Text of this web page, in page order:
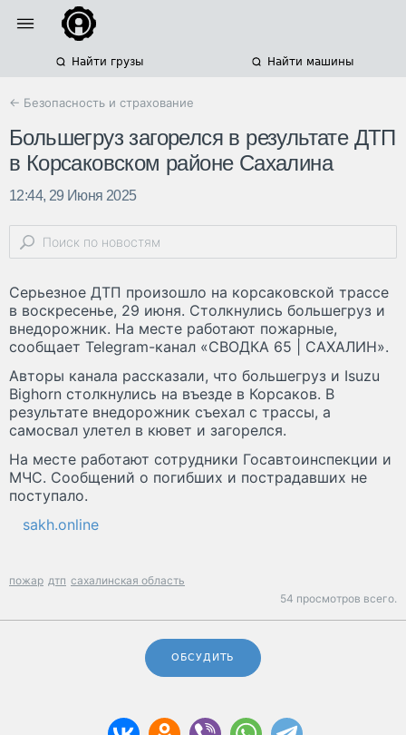
Найти грузы Найти машины
← Безопасность и страхование
Большегруз загорелся в результате ДТП
в Корсаковском районе Сахалина
12:44, 29 Июня 2025
Серьезное ДТП произошло на корсаковской трассе
в воскресенье, 29 июня. Столкнулись большегруз и
внедорожник. На месте работают пожарные,
сообщает Telegram-канал «СВОДКА 65 | САХАЛИН».
Авторы канала рассказали, что большегруз и Isuzu
Bighorn столкнулись на въезде в Корсаков. В
результате внедорожник съехал с трассы, а
самосвал улетел в кювет и загорелся.
На месте работают сотрудники Госавтоинспекции и
МЧС. Сообщений о погибших и пострадавших не
поступало.
sakh.online
пожар дтп сахалинская область
54 просмотров всего.
ОБСУДИТЬ